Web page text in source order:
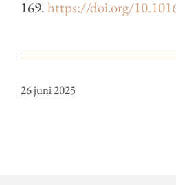
169.https://doi.org/
26 juni 2025